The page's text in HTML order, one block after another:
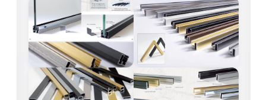
GARDE CORPS EN VERRE
VERRIÈRE TYPE ATELIER
VERRES TEXTURÉS